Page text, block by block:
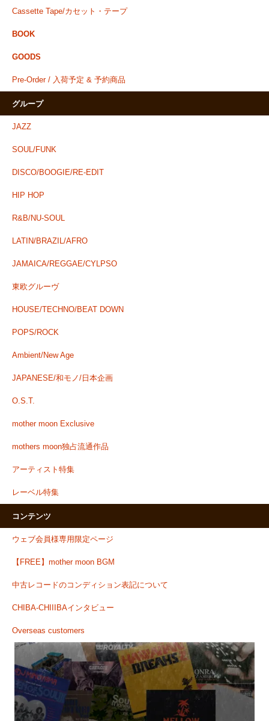
Cassette Tape/カセット・テープ
BOOK
GOODS
Pre-Order / 入荷予定 & 予約商品
グループ
JAZZ
SOUL/FUNK
DISCO/BOOGIE/RE-EDIT
HIP HOP
R&B/NU-SOUL
LATIN/BRAZIL/AFRO
JAMAICA/REGGAE/CYLPSO
東欧グルーヴ
HOUSE/TECHNO/BEAT DOWN
POPS/ROCK
Ambient/New Age
JAPANESE/和モノ/日本企画
O.S.T.
mother moon Exclusive
mothers moon独占流通作品
アーティスト特集
レーベル特集
コンテンツ
ウェブ会員様専用限定ページ
【FREE】mother moon BGM
中古レコードのコンディション表記について
CHIBA-CHIIIBAインタビュー
Overseas customers